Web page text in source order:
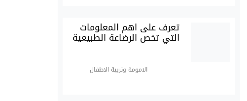
تعرف على اهم المعلومات
التي تخص الرضاعة الطبيعية
الامومة وتربية الاطفال